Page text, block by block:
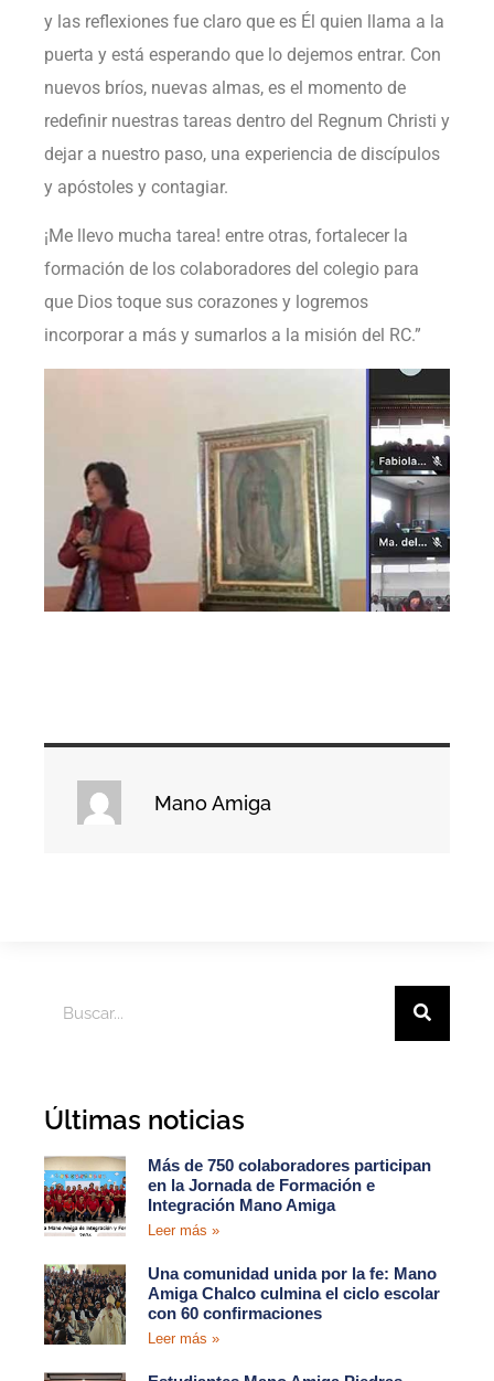
y las reflexiones fue claro que es Él quien llama a la
puerta y está esperando que lo dejemos entrar. Con
nuevos bríos, nuevas almas, es el momento de
redefinir nuestras tareas dentro del Regnum Christi y
dejar a nuestro paso, una experiencia de discípulos
y apóstoles y contagiar.
¡Me llevo mucha tarea! entre otras, fortalecer la
formación de los colaboradores del colegio para
que Dios toque sus corazones y logremos
incorporar a más y sumarlos a la misión del RC.”
Mano Amiga
Últimas noticias
Más de 750 colaboradores participan
en la Jornada de Formación e
Integración Mano Amiga
Leer más »
Una comunidad unida por la fe: Mano
Amiga Chalco culmina el ciclo escolar
con 60 confirmaciones
Leer más »